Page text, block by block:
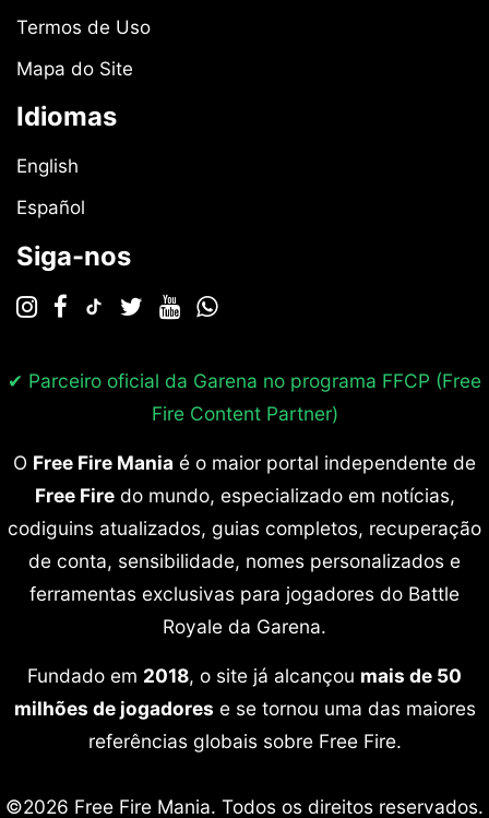
Termos de Uso
Mapa do Site
Idiomas
English
Español
Siga-nos
✔ Parceiro oficial da Garena no programa FFCP (Free
Fire Content Partner)
O Free Fire Mania é o maior portal independente de
Free Firedo mundo, especializado em notícias,
codiguins atualizados, guias completos, recuperação
de conta, sensibilidade, nomes personalizados e
ferramentas exclusivas para jogadores do Battle
Royale da Garena.
Fundado em 2018, o site já alcançou mais de 50
milhões de jogadores e se tornou uma das maiores
referências globais sobre Free Fire.
©2026 Free Fire Mania. Todos os direitos reservados.